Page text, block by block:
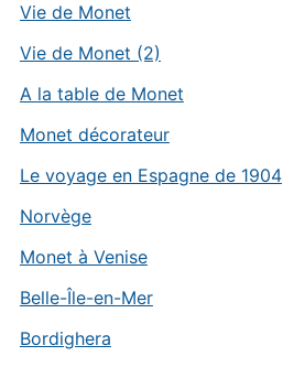
Vie de Monet
Vie de Monet (2)
A la table de Monet
Monet décorateur
Le voyage en Espagne de 1904
Norvège
Monet à Venise
Belle-Île-en-Mer
Bordighera